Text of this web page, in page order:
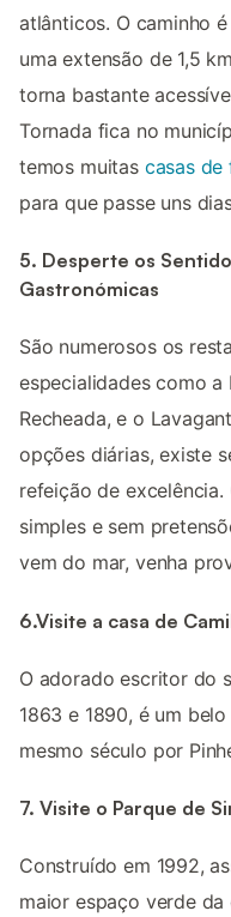
atlânticos. O caminho
uma extensão de 1,5
torna bastante
Tornada fica no
temos muitas casas de
para que passe uns
5. Desperte os
Gastronómicas
São numerosos os
especialidades como a
Recheada, e o
opções diárias, existe
refeição de
simples e sem
vem do mar, venha
6.Visite a casa de
O adorado escritor do
1863 e 1890, é um
mesmo século por
7. Visite o Parque de
Construído em 1992,
maior espaço verde